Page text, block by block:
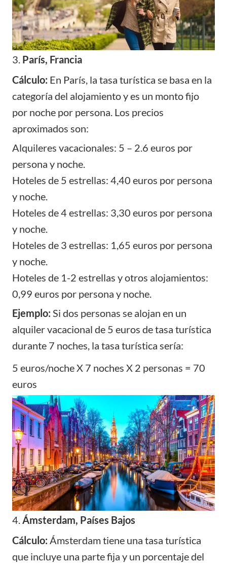
3. París, Francia
Cálculo: En París, la tasa turística se basa en la
categoría del alojamiento y es un monto fijo
por noche por persona. Los precios
aproximados son:
Alquileres vacacionales: 5 – 2.6 euros por
persona y noche.
Hoteles de 5 estrellas: 4,40 euros por persona
y noche.
Hoteles de 4 estrellas: 3,30 euros por persona
y noche.
Hoteles de 3 estrellas: 1,65 euros por persona
y noche.
Hoteles de 1-2 estrellas y otros alojamientos:
0,99 euros por persona y noche.
Ejemplo: Si dos personas se alojan en un
alquiler vacacional de 5 euros de tasa turística
durante 7 noches, la tasa turística sería:
5 euros/noche X 7 noches X 2 personas = 70
euros
4.Ámsterdam, Países Bajos
Cálculo: Ámsterdam tiene una tasa turística
que incluye una parte fija y un porcentaje del